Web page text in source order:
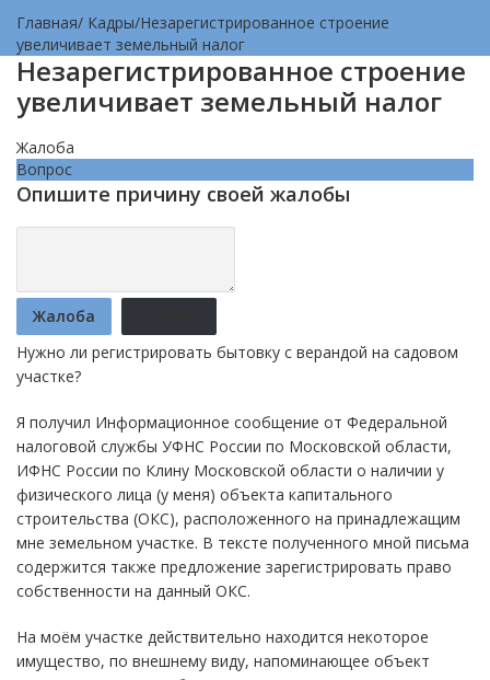
Главная/ Кадры/Незарегистрированное строение
увеличивает земельный налог
Незарегистрированное строение
увеличивает земельный налог
Жалоба
Вопрос
Опишите причину своей жалобы
Жалоба
Нужно ли регистрировать бытовку с верандой на садовом
участке?
Я получил Информационное сообщение от Федеральной
налоговой службы УФНС России по Московской области,
ИФНС России по Клину Московской области о наличии у
физического лица (у меня) объекта капитального
строительства (ОКС), расположенного на принадлежащим
мне земельном участке. В тексте полученного мной письма
содержится также предложение зарегистрировать право
собственности на данный ОКС.
На моём участке действительно находится некоторое
имущество, по внешнему виду, напоминающее объект